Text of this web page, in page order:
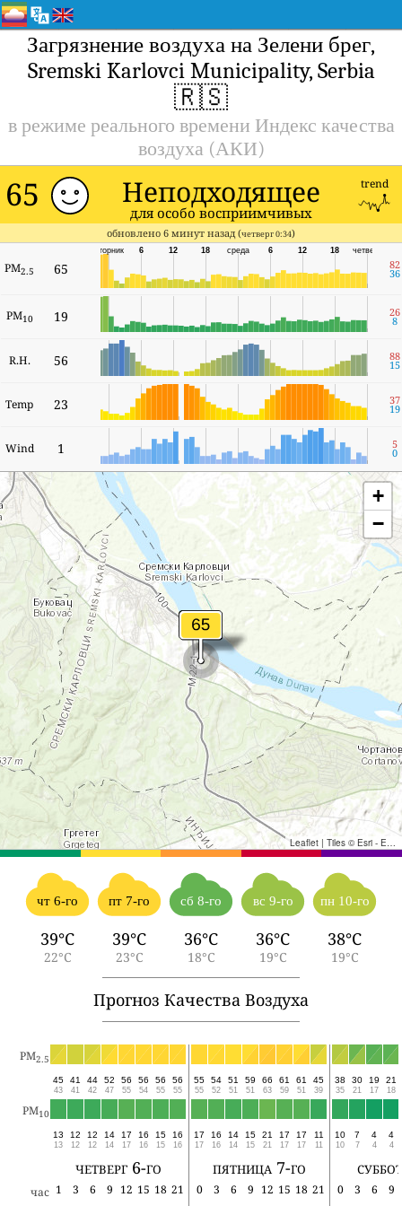
Загрязнение воздуха на Зелени брег,
Sremski Karlovci Municipality, Serbia
🇷🇸
в режиме реального времени Индекс качества
воздуха (АКИ)
65 Неподходящее
для особо восприимчивых
trend
обновлено 6 минут назад (четверг 0:34)
PM2.5 65
четверг
18
12
6
среда
18
12
6
вторник
82
36
PM10 19 26
8
R.H. 56 88
15
Temp 23 37
19
Wind 1 5
0
+
−
Leaflet | Tiles © Esri - Esri, DeLorme, NAVTEQ, TomTom, Intermap, iPC, USGS, FAO, NPS, NRCAN, GeoBase, Kadaster NL, Ordnance Survey, Esri Japan, METI, Esri China (Hong Kong), and the GIS User Community
чт 6-го
39°C
22°C
пт 7-го
39°C
23°C
сб 8-го
36°C
18°C
вс 9-го
36°C
19°C
пн 10-го
38°C
19°C
Прогноз Качества Воздуха
PM2.5
45
43
41
41
44
42
52
47
56
55
56
54
56
55
56
55
55
55
54
52
51
51
59
51
66
63
61
59
61
51
45
39
38
35
30
21
19
17
21
18
PM10
13
13
12
12
12
12
14
14
17
17
16
16
15
15
16
16
17
17
16
16
14
14
15
15
21
21
17
17
17
17
11
11
10
10
7
7
4
4
4
4
четверг 6-го пятница 7-го
час 1 3 6 9 12 15 18 21 0 3 6 9 12 15 18 21 0 3 6 9